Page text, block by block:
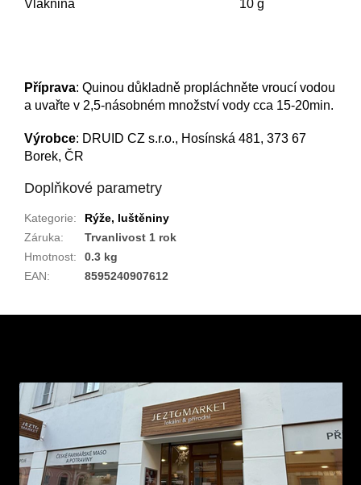
Vláknina 10 g
Příprava: Quinou důkladně propláchněte vroucí vodou
a uvařte v 2,5-násobném množství vody cca 15-20min.
Výrobce: DRUID CZ s.r.o., Hosínská 481, 373 67
Borek, ČR
Doplňkové parametry
Kategorie:
Rýže, luštěniny
Záruka:
Trvanlivost 1 rok
Hmotnost:
0.3 kg
EAN: 8595240907612